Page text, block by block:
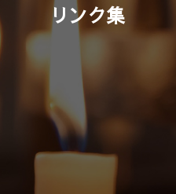
リンク集